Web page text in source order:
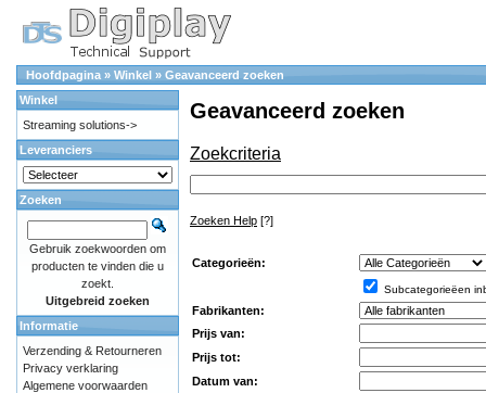
Hoofdpagina » Winkel » Geavanceerd zoeken
Geavanceerd zoeken
Zoekcriteria
Zoeken Help [?]
Categorieën:
Subcategorieëen
Fabrikanten:
Prijs van:
Prijs tot:
Datum van:
Winkel
Streaming solutions->
Leveranciers
Zoeken
Gebruik zoekwoorden om
producten te vinden die u
zoekt.
Uitgebreid zoeken
Informatie
Verzending & Retourneren
Privacy verklaring
Algemene voorwaarden